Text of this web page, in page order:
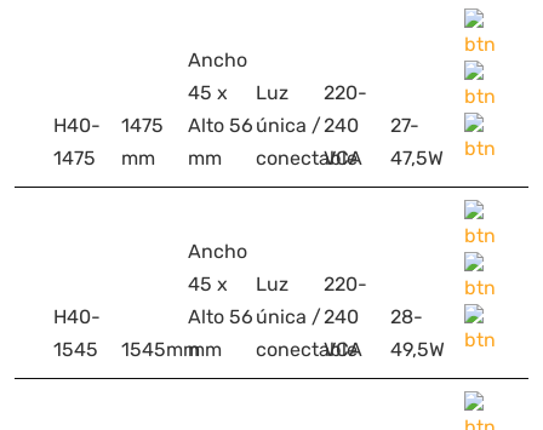
H40-
1475
1475
mm
Ancho
45 x
Alto 56
mm
Luz
única /
conectable
220-
240
VCA
27-
47,5W
H40-
1545
1545mm
Ancho
45 x
Alto 56
mm
Luz
única /
conectable
220-
240
VCA
28-
49,5W